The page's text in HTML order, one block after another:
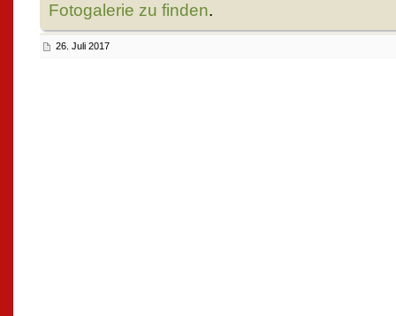
Fotogalerie zu finden.
26. Juli 2017